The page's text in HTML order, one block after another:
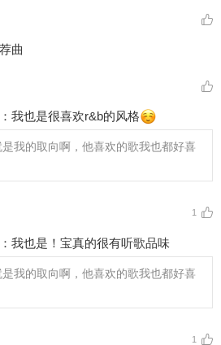
曲
： 我也是很喜欢r&b的风格
我的取向啊，他喜欢的歌我也都好喜
1
： 我也是！宝真的很有听歌品味
我的取向啊，他喜欢的歌我也都好喜
1